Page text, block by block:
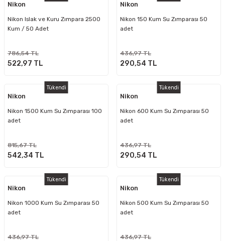
Nikon
Nikon Islak ve Kuru Zımpara 2500
Kum / 50 Adet
786,54 TL
522,97 TL
Nikon
Nikon 150 Kum Su Zımparası 50
adet
436,97 TL
290,54 TL
Tükendi
Nikon
Nikon 1500 Kum Su Zımparası 100
adet
815,67 TL
542,34 TL
Tükendi
Nikon
Nikon 600 Kum Su Zımparası 50
adet
436,97 TL
290,54 TL
Tükendi
Nikon
Nikon 1000 Kum Su Zımparası 50
adet
436,97 TL
Tükendi
Nikon
Nikon 500 Kum Su Zımparası 50
adet
436,97 TL